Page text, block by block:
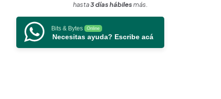
Duro
H.264+
/
hasta3 días hábilesmás.
Bits & Bytes Online
Necesitas ayuda? Escribe acá